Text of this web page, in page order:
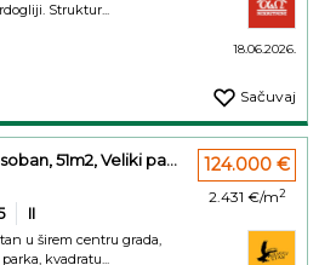
Struktur...
18.06.2026.
Sačuvaj
51m2, Veliki pa...
II
u širem centru grada,
kvadratu...
124.000 €
2.431 €/m2